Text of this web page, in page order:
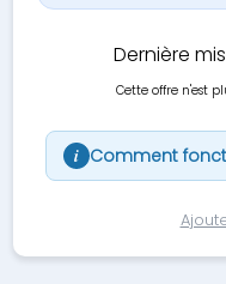
Dernière
Cette offre n'est
i Comment